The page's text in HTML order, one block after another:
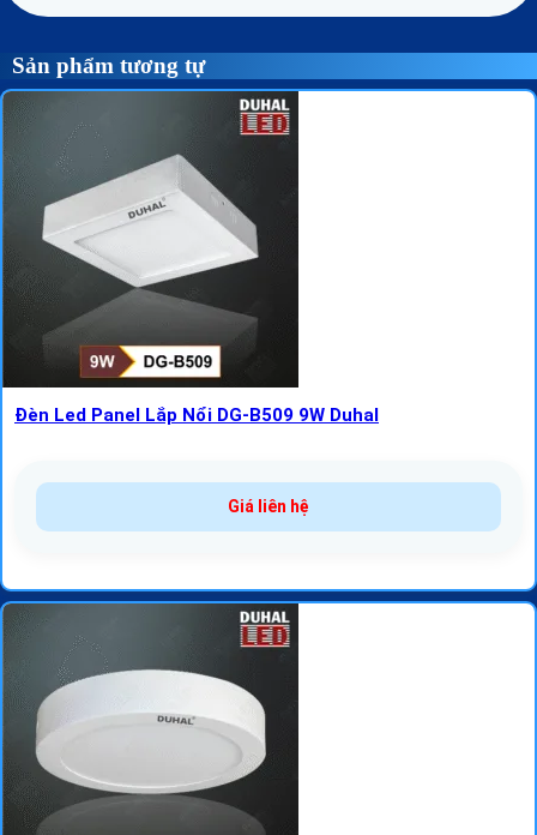
Sản phẩm tương tự
Đèn Led Panel Lắp Nổi DG-B509 9W Duhal
Giá liên hệ